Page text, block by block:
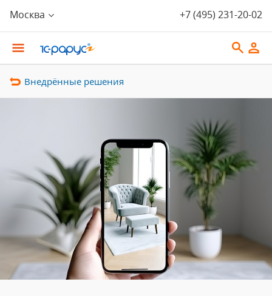
Москва +7 (495) 231-20-02
Внедрённые решения